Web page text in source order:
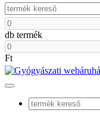
db termék
Ft